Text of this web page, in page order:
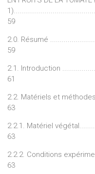
59
2.0. Résumé
59
2.1. Introduction
61
2.2. Matériels et
63
2.2.1. Matériel
63
2.2.2. Conditions
63